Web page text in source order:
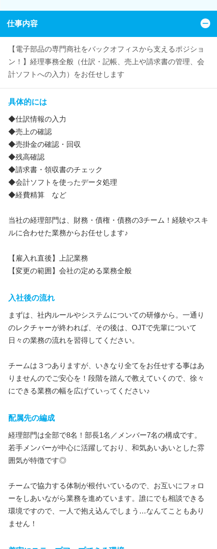
仕事内容
【電子部品の専門商社をバックオフィスから支えるポジショ
ン！】経理事務全般（仕訳・記帳、売上や請求書の管理、会
計ソフトへの入力）をお任せします
具体的には
◆仕訳情報の入力
◆売上の確認
◆売掛金の確認・回収
◆残高確認
◆請求書・領収書のチェック
◆会計ソフトを使ったデータ処理
◆経費精算 など
当社の経理部門は、財務・債権・債務の3チーム！経験やスキ
ルに合わせた業務からお任せします♪
【雇入れ直後】上記業務
【変更の範囲】会社の定める業務全般
入社後の流れ
まずは、社内ルールやシステムについての研修から。一通り
のレクチャーが終われば、その後は、OJTで先輩について
日々の業務の流れを習得してください。
チームは３つありますが、いきなり全てをお任せする事はあ
りませんのでご安心を！段階を踏んで教えていくので、徐々
にできる業務の幅を広げていってください♪
配属先の編成
経理部門は全部で8名！部長1名／メンバー7名の構成です。
若手メンバーが中心に活躍しており、和気あいあいとした雰
囲気が特徴です◎
チームで協力する体制が根付いているので、お互いにフォロ
ーをしあいながら業務を進めています。誰にでも相談できる
環境ですので、一人で抱え込んでしまう…なんてこともあり
ません！